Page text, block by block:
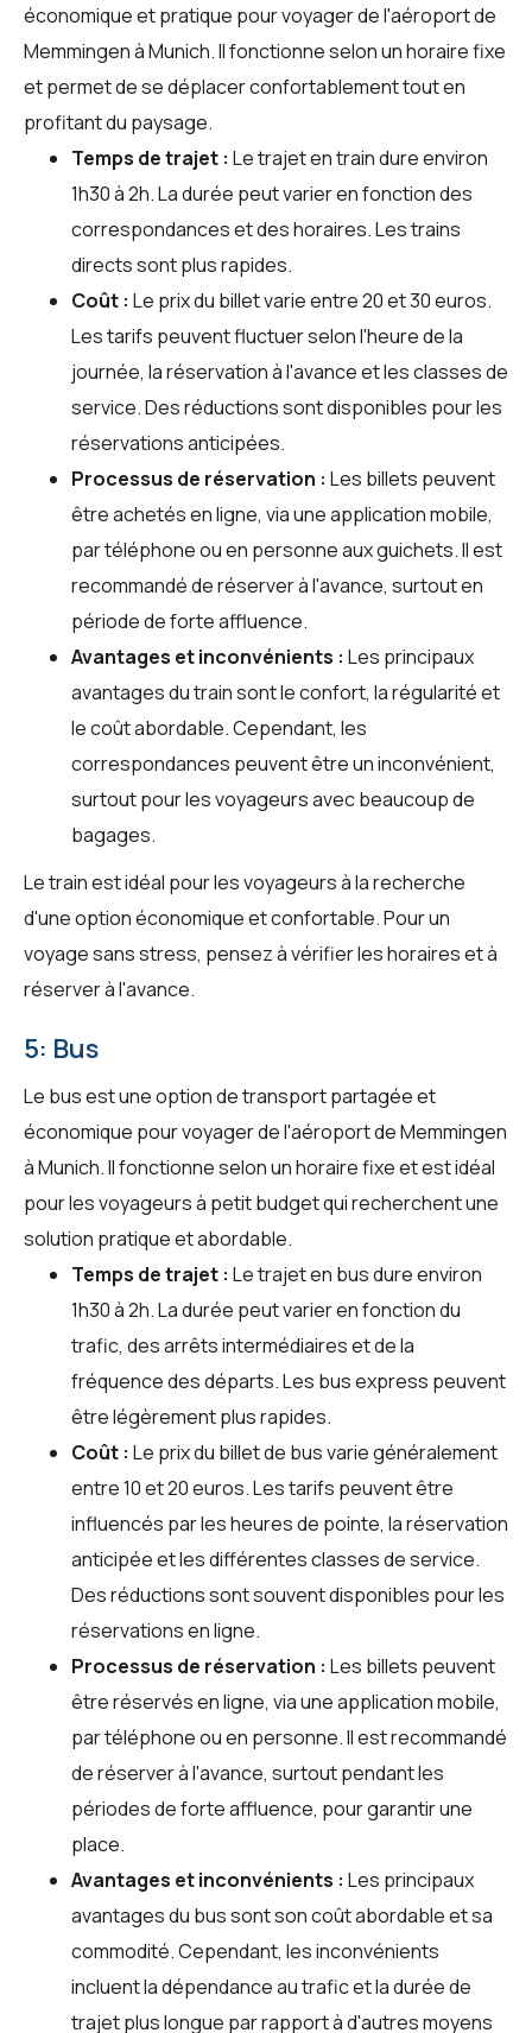
économique et pratique pour voyager de l'aéroport de
Memmingen à Munich. Il fonctionne selon un horaire fixe
et permet de se déplacer confortablement tout en
profitant du paysage.
Temps de trajet : Le trajet en train dure environ
1h30 à 2h. La durée peut varier en fonction des
correspondances et des horaires. Les trains
directs sont plus rapides.
Coût : Le prix du billet varie entre 20 et 30 euros.
Les tarifs peuvent fluctuer selon l'heure de la
journée, la réservation à l'avance et les classes de
service. Des réductions sont disponibles pour les
réservations anticipées.
Processus de réservation : Les billets peuvent
être achetés en ligne, via une application mobile,
par téléphone ou en personne aux guichets. Il est
recommandé de réserver à l'avance, surtout en
période de forte affluence.
Avantages et inconvénients : Les principaux
avantages du train sont le confort, la régularité et
le coût abordable. Cependant, les
correspondances peuvent être un inconvénient,
surtout pour les voyageurs avec beaucoup de
bagages.
Le train est idéal pour les voyageurs à la recherche
d'une option économique et confortable. Pour un
voyage sans stress, pensez à vérifier les horaires et à
réserver à l'avance.
5: Bus
Le bus est une option de transport partagée et
économique pour voyager de l'aéroport de Memmingen
à Munich. Il fonctionne selon un horaire fixe et est idéal
pour les voyageurs à petit budget qui recherchent une
solution pratique et abordable.
Temps de trajet : Le trajet en bus dure environ
1h30 à 2h. La durée peut varier en fonction du
trafic, des arrêts intermédiaires et de la
fréquence des départs. Les bus express peuvent
être légèrement plus rapides.
Coût : Le prix du billet de bus varie généralement
entre 10 et 20 euros. Les tarifs peuvent être
influencés par les heures de pointe, la réservation
anticipée et les différentes classes de service.
Des réductions sont souvent disponibles pour les
réservations en ligne.
Processus de réservation : Les billets peuvent
être réservés en ligne, via une application mobile,
par téléphone ou en personne. Il est recommandé
de réserver à l'avance, surtout pendant les
périodes de forte affluence, pour garantir une
place.
Avantages et inconvénients : Les principaux
avantages du bus sont son coût abordable et sa
commodité. Cependant, les inconvénients
incluent la dépendance au trafic et la durée de
trajet plus longue par rapport à d'autres moyens